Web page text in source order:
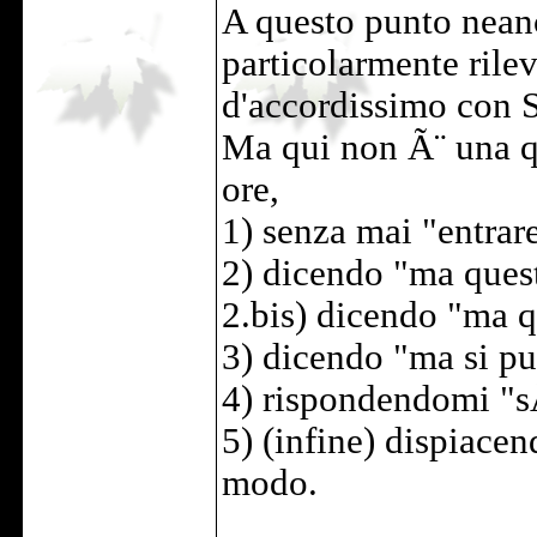
A questo punto
particolarmente
d'accordissimo con
Ma qui non Ã¨ una
ore,
1) senza mai
2) dicendo "ma
2.bis) dicendo "ma
3) dicendo "ma si
4) rispondendomi
5) (infine)
modo.